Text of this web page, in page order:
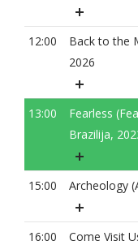
12:00
Back to the
2026
13:00
Fearless
Brazilija,
15:00 Archeology
16:00 Come Visit